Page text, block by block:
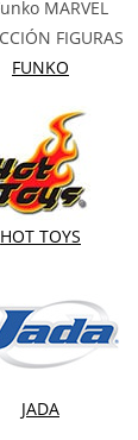
FUNKO
HOT TOYS
JADA